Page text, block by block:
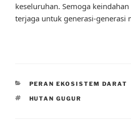
keseluruhan. Semoga
terjaga untuk generasi-generasi
CATEGORIES
PERAN EKOSISTEM DARAT
TAGS
HUTAN GUGUR